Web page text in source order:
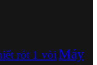
rót 1 vòiMáy